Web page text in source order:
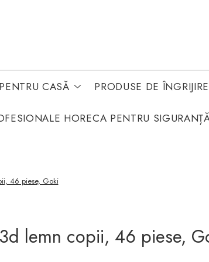
CASĂ PRODUSE DE
HORECA PENTRU
46 piese, Goki
lemn copii, 46 piese,